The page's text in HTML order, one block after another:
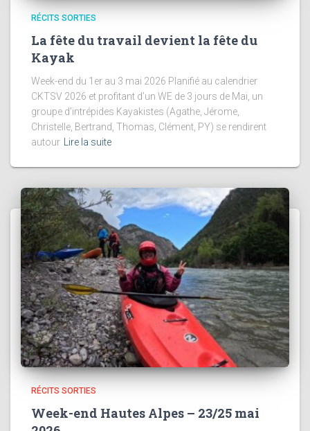
RÉCITS SORTIES
La fête du travail devient la fête du
Kayak
Week-end du 1er au 3 mai 2026 Planifié au calendrier
CKTSV 2026 et profitant d’un WE de 3 jours de Mai, un
groupe d’intrépides Kayakistes (Agathe, Jérome,
Christelle, Bertrand, Thomas, Clément, PY) se rendirent
autour Lire la suite
RÉCITS SORTIES
Week-end Hautes Alpes – 23/25 mai